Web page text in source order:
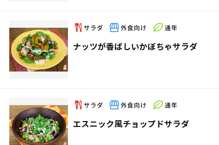
ナッツが香ばしいかぼちゃサラダ
エスニック風チョップドサラダ